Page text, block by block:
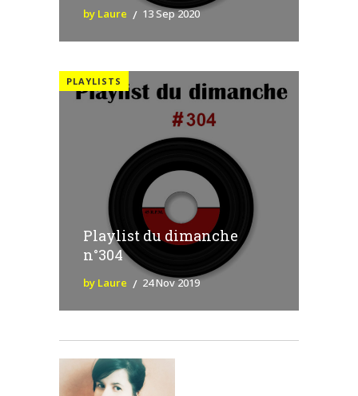
by Laure 13 Sep 2020
PLAYLISTS
Playlist du dimanche
n°304
by Laure 24 Nov 2019